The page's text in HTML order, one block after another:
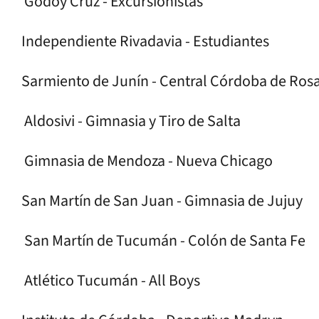
Independiente Rivadavia - Estudiantes
Sarmiento de Junín - Central Córdoba de
Aldosivi - Gimnasia y Tiro de Salta
Gimnasia de Mendoza - Nueva Chicago
San Martín de San Juan - Gimnasia de Jujuy
San Martín de Tucumán - Colón de Santa Fe
Atlético Tucumán - All Boys